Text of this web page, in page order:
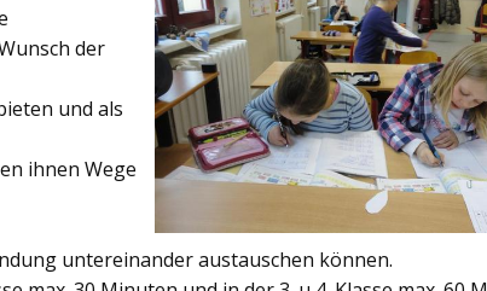
der
und als
ihnen Wege
untereinander austauschen können.